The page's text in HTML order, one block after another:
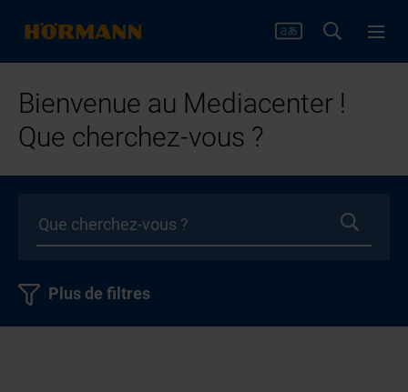
Bienvenue au Mediacenter !
Que cherchez-vous ?
Plus de filtres